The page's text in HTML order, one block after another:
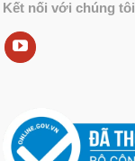
Kết nối với chúng tôi